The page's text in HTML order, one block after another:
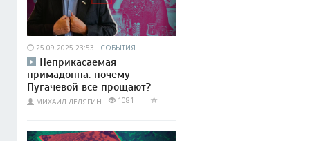
25.09.2025 23:53 СОБЫТИЯ
Неприкасаемая
примадонна: почему
Пугачёвой всё прощают?
МИХАИЛ ДЕЛЯГИН 1081